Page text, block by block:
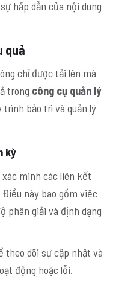
hấp dẫn của nội dung
quả
chỉ được tải lên mà
trong công cụ quản lý
bảo trì và quản lý
kỳ
minh các liên kết
này bao gồm việc
phân giải và định dạng
theo dõi sự cập nhật và
động hoặc lỗi.